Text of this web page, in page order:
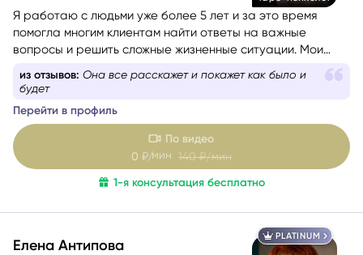
Таро-психолог
Офлайн до 09:00
Я работаю с людьми уже более 5 лет и за это время
помогла многим клиентам найти ответы на важные
вопросы и решить сложные жизненные ситуации. Мои
любимые сферы работы — это отношения, саморазвитие
и предназначение. Я верю, что каждый человек имеет
свою кармическую задачу на это воплощение, и моя
цель — помочь вам раскрыть свой потенциал и достичь
гармонии в жизни.
скажет как есть
Перейти в профиль
По видео
0 ₽/мин140 ₽/мин